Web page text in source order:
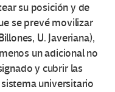
su posición y de
se prevé movilizar
U. Javeriana),
un adicional no
y cubrir las
universitario